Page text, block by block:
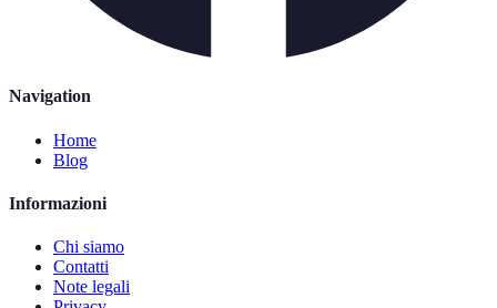
Navigation
Home
Blog
Informazioni
Chi siamo
Contatti
Note legali